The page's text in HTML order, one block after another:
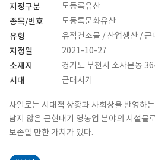
지정구분 도등록유산
종목/번호 도등록문화유산
유형 유적건조물 / 산업생산 / 근
지정일 2021-10-27
소재지 경기도 부천시 소사본동
시대 근대시기
사일로는 시대적 상황과 사회상을 반영하
남지 않은 근현대기 영농업 분야의 시설물
보존할 만한 가치가 있다.